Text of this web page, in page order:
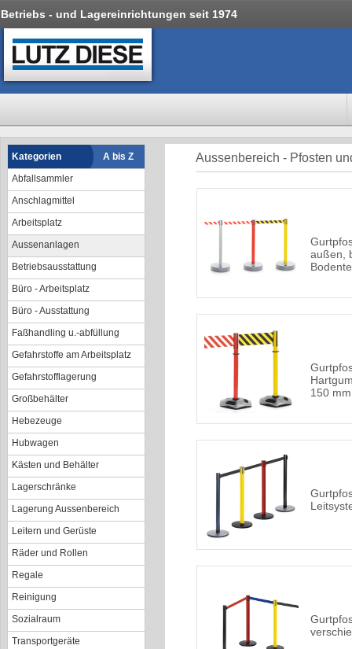
Betriebs - und Lagereinrichtungen seit 1974
Kategorien
A bis Z
Abfallsammler
Anschlagmittel
Arbeitsplatz
Aussenanlagen
Betriebsausstattung
Büro - Arbeitsplatz
Büro - Ausstattung
Faßhandling u.-abfüllung
Gefahrstoffe am Arbeitsplatz
Gefahrstofflagerung
Großbehälter
Hebezeuge
Hubwagen
Kästen und Behälter
Lagerschränke
Lagerung Aussenbereich
Leitern und Gerüste
Räder und Rollen
Regale
Reinigung
Sozialraum
Transportgeräte
Aussenbereich - Pfosten
außen,
150 mm